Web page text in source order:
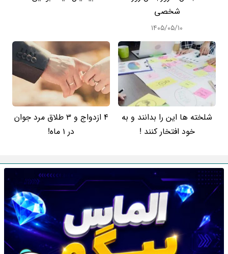
شخصی
۱۴۰۵/۰۵/۱۰
شلخته ها این را بدانند و به
خود افتخار کنند !
4 ازدواج و 3 طلاق مرد جوان
در 1 ماه!